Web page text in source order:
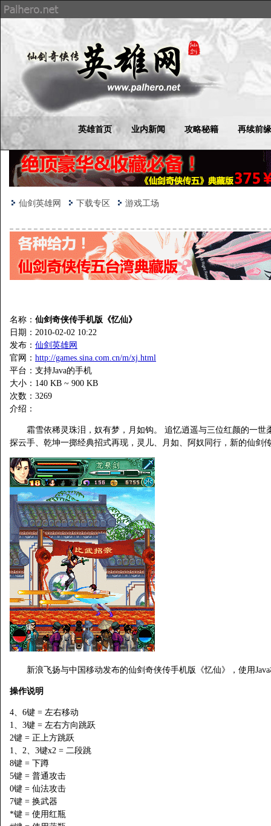
英雄首页 业内新闻 攻略秘籍 再续前缘
仙剑英雄网 下载专区 游戏工场
名称： 仙剑奇侠传手机版《忆仙》
日期：2010-02-02 10:22
发布： 仙剑英雄网
官网： http://games.sina.com.cn/m/xj.html
平台：支持Java的手机
大小：140 KB ~ 900 KB
次数： 3269
介绍：
霜雪依稀灵珠泪，奴有梦，月如钩。 追忆逍遥与三位红颜的一世
探云手、乾坤一掷经典招式再现，灵儿、月如、阿奴同行，新的仙
新浪飞扬与中国移动发布的仙剑奇侠传手机版《忆仙》，使用Java
操作说明
4、6键 = 左右移动
1、3键 = 左右方向跳跃
2键 = 正上方跳跃
1、2、3键x2 = 二段跳
8键 = 下蹲
5键 = 普通攻击
0键 = 仙法攻击
7键 = 换武器
*键 = 使用红瓶